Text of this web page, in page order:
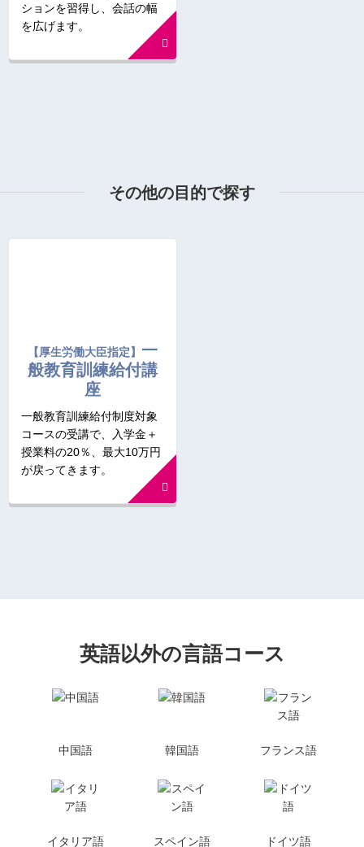
ションを習得し、会話の幅
を広げます。
その他の目的で探す
【厚生労働大臣指定】 一
般教育訓練給付講
座
一般教育訓練給付制度対象
コースの受講で、入学金＋
授業料の20％、最大10万円
が戻ってきます。
英語以外の言語コース
中国語 韓国語 フランス語
イタリア語 スペイン語 ドイツ語